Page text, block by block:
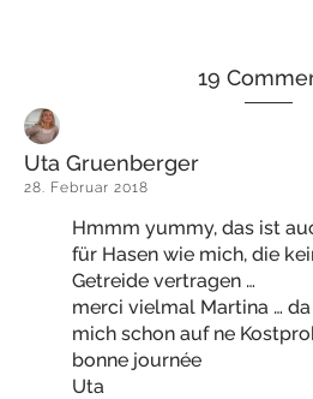
19
Uta Gruenberger
28. Februar 2018
Hmmm yummy, das ist
für Hasen wie mich, die
Getreide vertragen …
merci vielmal Martina …
mich schon auf ne
bonne journée
Uta